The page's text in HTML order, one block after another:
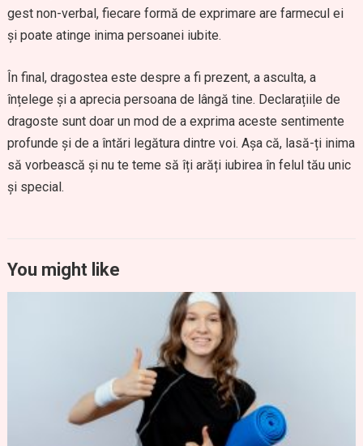
gest non-verbal, fiecare formă de exprimare are farmecul ei
și poate atinge inima persoanei iubite.
În final, dragostea este despre a fi prezent, a asculta, a
înțelege și a aprecia persoana de lângă tine. Declarațiile de
dragoste sunt doar un mod de a exprima aceste sentimente
profunde și de a întări legătura dintre voi. Așa că, lasă-ți inima
să vorbească și nu te teme să îți arăți iubirea în felul tău unic
și special.
You might like